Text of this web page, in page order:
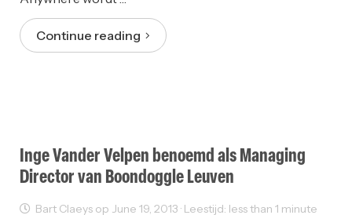
Continue reading
Inge Vander Velpen benoemd als Managing
Director van Boondoggle Leuven
Bart Claeys op June 19, 2013 · Leestijd: less than 1 minute